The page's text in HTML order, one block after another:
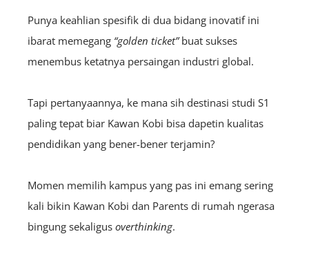
Punya keahlian spesifik di dua bidang inovatif ini
ibarat memegang “golden ticket”buat sukses
menembus ketatnya persaingan industri global.
Tapi pertanyaannya, ke mana sih destinasi studi S1
paling tepat biar Kawan Kobi bisa dapetin kualitas
pendidikan yang bener-bener terjamin?
Momen memilih kampus yang pas ini emang sering
kali bikin Kawan Kobi dan Parents di rumah ngerasa
bingung sekaligus overthinking.